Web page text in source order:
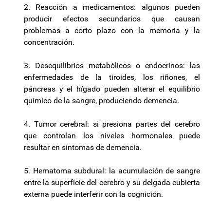
2. Reacción a medicamentos: algunos pueden
producir efectos secundarios que causan
problemas a corto plazo con la memoria y la
concentración.
3. Desequilibrios metabólicos o endocrinos: las
enfermedades de la tiroides, los riñones, el
páncreas y el hígado pueden alterar el equilibrio
químico de la sangre, produciendo demencia.
4. Tumor cerebral: si presiona partes del cerebro
que controlan los niveles hormonales puede
resultar en síntomas de demencia.
5. Hematoma subdural: la acumulación de sangre
entre la superficie del cerebro y su delgada cubierta
externa puede interferir con la cognición.